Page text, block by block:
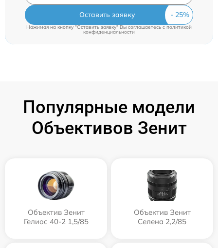
Оставить заявку
Нажимая на кнопку "Оставить заявку" Вы соглашаетесь cполитикой
конфиденциальности
Популярные модели
Объективов Зенит
Объектив Зенит
Гелиос 40-2 1,5/85
Объектив Зенит
Селена 2,2/85